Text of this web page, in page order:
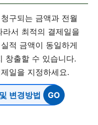
구되는 금액과 전월
서 최적의 결제일을
적 금액이 동일하게
창출할 수 있습니다.
일을 지정하세요.
변경방법